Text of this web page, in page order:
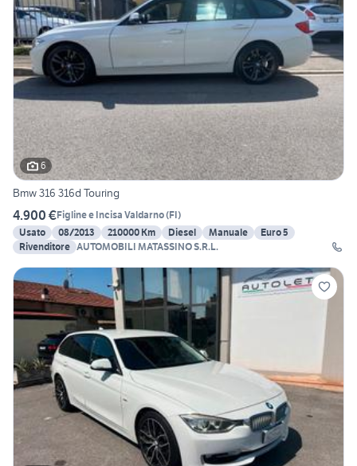
6
Bmw 316 316d Touring
4.900 €Figline e Incisa Valdarno(FI)
Usato
08/2013 210000 Km Diesel Manuale
Euro 5
Rivenditore AUTOMOBILI MATASSINO S.R.L.